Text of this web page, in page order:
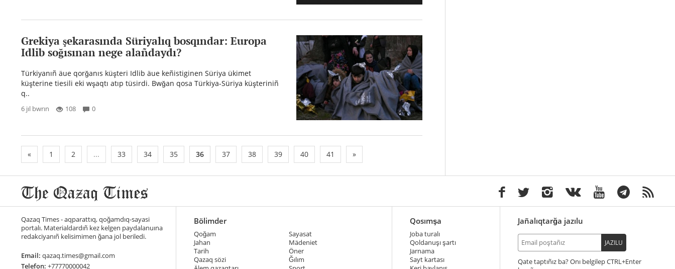
Grekiya şekarasında Süriyalıq bosqındar: Europa
Idlib soğısınan nege alañdaydı?
Türkiyanıñ äue qorğanıs küşteri Idlib äue keñistiginen Süriya ükimet
küşterine tiesili eki wşaqtı atıp tüsirdi. Bwğan qosa Türkiya-Süriya küşteriniñ
q..
6 jıl bwrın 108 0
« 1 2 ... 33 34 35 36 37 38 39 40 41 »
Qazaq Times - aqparattıq, qoğamdıq-sayasi
portalı. Materialdardıñ kez kelgen paydalanuına
redakciyanıñ kelisimimen ğana jol beriledi.
Email: qazaq.times@gmail.com
Telefon: +77770000042
Bölimder
Qoğam
Jahan
Tarih
Qazaq sözi
Sayasat
Mädeniet
Öner
Ğılım
Qosımşa
Joba turalı
Qoldanuşı şartı
Jarnama
Sayt kartası
Jañalıqtarğa jazılu
JAZILU
Qate taptıñız ba? Onı belgilep
+Enter